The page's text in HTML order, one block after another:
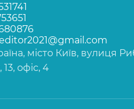
місто Київ, вулиця
офіс, 4